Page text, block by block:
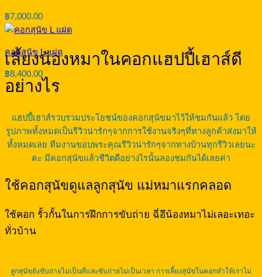
฿7,000.00
คอกสุนัข L แฝด
฿8,400.00
เลี้ยงน้องหมาในคอกแฮปปี้เฮาส์ดี
อย่างไร
แฮปปี้เฮาส์รวบรวมประโยชน์ของคอกสุนัขมาไว้ให้ชมกันแล้ว โดย
รูปภาพทั้งหมดเป็นรีวิวน่ารักๆจากการใช้งานจริงๆที่ทางลูกค้าส่งมาให้
ทั้งหมดเลย ทีมงานขอบพระคุณรีวิวน่ารักๆจากทางบ้านทุกรีวิวเลยนะ
คะ มีคอกสุนัขแล้วชีวิตดีอย่างไรนั้นลองชมกันได้เลยค่า
ใช้คอกสุนัขดูแลลูกสุนัข แม่หมาแรกคลอด
ใช้คอก รั้วกั้นในการฝึกการขับถ่าย ฉี่อึน้องหมาไม่เลอะเทอะ
ทั่วบ้าน
ลูกสุนัขยังขับถ่ายไม่เป็นที่และขับถ่ายไม่เป็นเวลา การเลี้ยงสุนัขในคอกทำให้เราไม่